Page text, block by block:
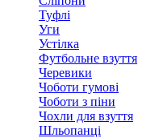
Туфлі
Уги
Устілка
Футбольне взуття
Черевики
Чоботи гумові
Чоботи з піни
Чохли для взуття
Шльопанці